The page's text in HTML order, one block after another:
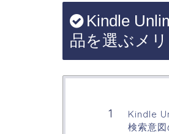
Kindle
品を選ぶメ
Kindle
検索意